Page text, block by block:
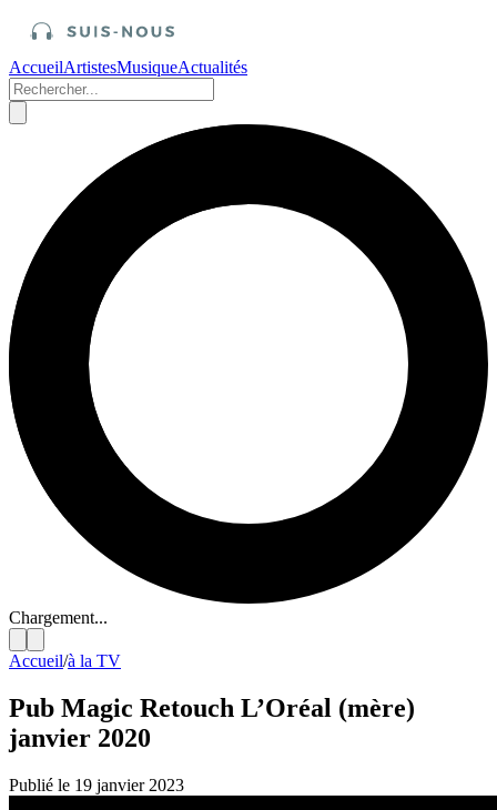
AccueilArtistesMusiqueActualités
Chargement...
Accueil/à la TV
Pub Magic Retouch L’Oréal (mère)
janvier 2020
Publié le 19 janvier 2023